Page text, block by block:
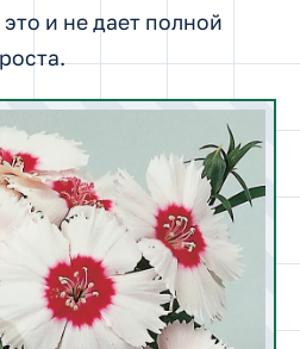
и не дает полной